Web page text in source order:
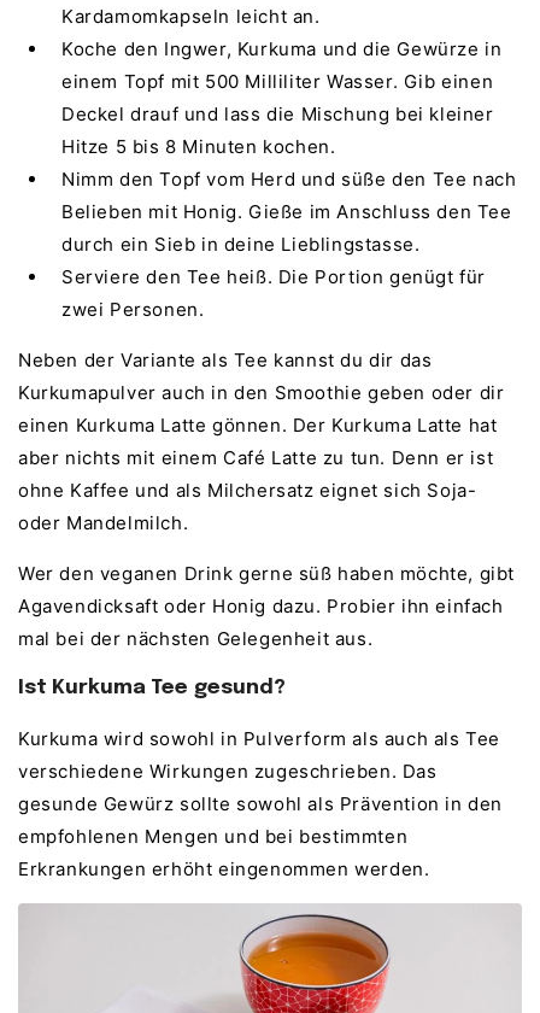
Kardamomkapseln leicht an.
Koche den Ingwer, Kurkuma und die Gewürze in
einem Topf mit 500 Milliliter Wasser. Gib einen
Deckel drauf und lass die Mischung bei kleiner
Hitze 5 bis 8 Minuten kochen.
Nimm den Topf vom Herd und süße den Tee nach
Belieben mit Honig. Gieße im Anschluss den Tee
durch ein Sieb in deine Lieblingstasse.
Serviere den Tee heiß. Die Portion genügt für
zwei Personen.
Neben der Variante als Tee kannst du dir das
Kurkumapulver auch in den Smoothie geben oder dir
einen Kurkuma Latte gönnen. Der Kurkuma Latte hat
aber nichts mit einem Café Latte zu tun. Denn er ist
ohne Kaffee und als Milchersatz eignet sich Soja-
oder Mandelmilch.
Wer den veganen Drink gerne süß haben möchte, gibt
Agavendicksaft oder Honig dazu. Probier ihn einfach
mal bei der nächsten Gelegenheit aus.
Ist Kurkuma Tee gesund?
Kurkuma wird sowohl in Pulverform als auch als Tee
verschiedene Wirkungen zugeschrieben. Das
gesunde Gewürz sollte sowohl als Prävention in den
empfohlenen Mengen und bei bestimmten
Erkrankungen erhöht eingenommen werden.